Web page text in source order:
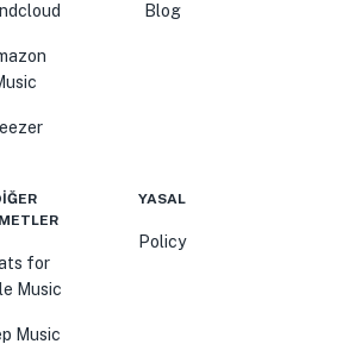
Blog
for
Music
Music
YASAL
Policy